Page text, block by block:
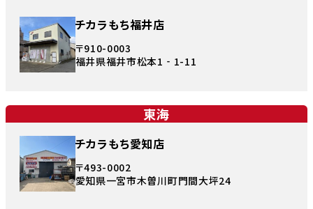
チカラもち福井店
〒910-0003
福井県福井市松本1‐1-11
東海
チカラもち愛知店
〒493-0002
愛知県一宮市木曽川町門間大坪24